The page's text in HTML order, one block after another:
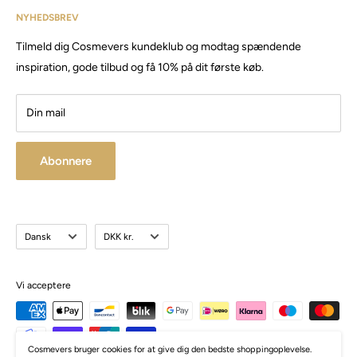
har siden da solgt produkter og maskiner, til både privat &
Besøg vores store butik / showroom i Brabrand.
NYHEDSBREV
Tilmeld dig Cosmevers kundeklub og modtag spændende
inspiration, gode tilbud og få 10% på dit første køb.
Din mail
Abonnere
CVR:41 50 56 21
Sprog
Dansk Valuta
DKK kr.
Vi acceptere
Cosmevers bruger cookies for at give dig den bedste shoppingoplevelse.